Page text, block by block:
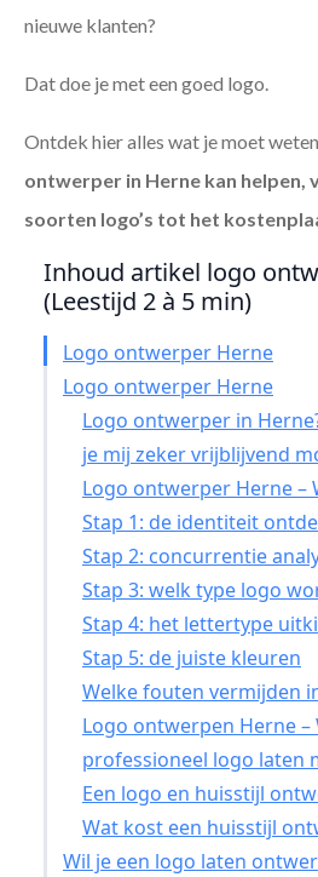
nieuwe klanten?
Dat doe je met een goed logo.
Ontdek hier alles wat je moet weten
ontwerper in Herne kan helpen,
soorten logo’s tot het
Inhoud artikel logo
(Leestijd 2 à 5 min)
Logo ontwerper Herne
Logo ontwerper Herne
Logo ontwerper in
je mij zeker vrijblijvend
Logo ontwerper Herne –
Stap 1: de identiteit
Stap 2: concurrentie
Stap 3: welk type logo
Stap 4: het lettertype
Stap 5: de juiste kleuren
Welke fouten vermijden
Logo ontwerpen Herne –
professioneel logo laten
Een logo en huisstijl
Wat kost een huisstijl
Wil je een logo laten